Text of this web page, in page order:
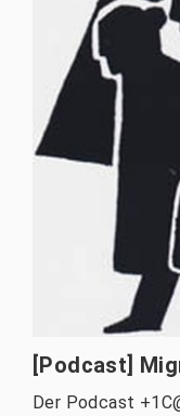
[Podcast]
Der Podcast